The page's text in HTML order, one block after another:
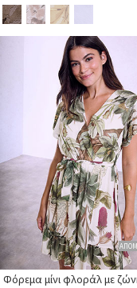
Φόρεμα μίνι φλοράλ με